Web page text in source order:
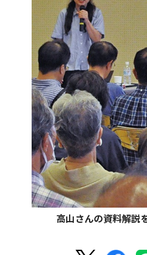
高山さんの資料解説